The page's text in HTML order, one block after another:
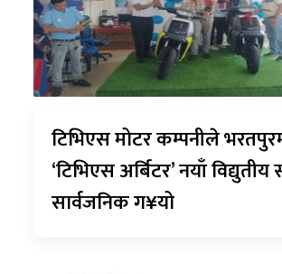
टिभिएस मोटर कम्पनीले
‘टिभिएस अर्बिटर’ नयाँ
सार्वजनिक ग¥यो